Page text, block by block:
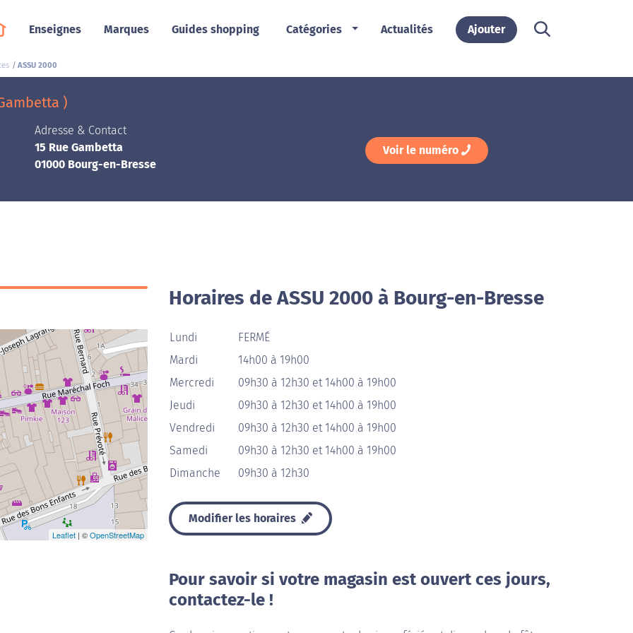
Enseignes Marques Guides shopping Catégories Actualités Ajouter
ASSU 2000
)
Adresse & Contact
15 Rue Gambetta
01000 Bourg-en-Bresse
Voir le numéro
Leaflet | ©OpenStreetMap
Horaires de ASSU 2000 à Bourg-en-Bresse
Lundi
FERMÉ
Mardi
14h00 à 19h00
Mercredi
09h30 à 12h30 et 14h00 à 19h00
Jeudi
09h30 à 12h30 et 14h00 à 19h00
Vendredi
09h30 à 12h30 et 14h00 à 19h00
Samedi
09h30 à 12h30 et 14h00 à 19h00
Dimanche
09h30 à 12h30
Modifier les horaires
Pour savoir si votre magasin est ouvert ces jours,
contactez-le !